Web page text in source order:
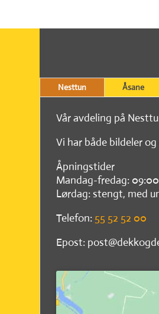
Nesttun Åsane
Vår avdeling på
Vi har både bildeler
Åpningstider
Mandag-fredag:
Lørdag: stengt, med
Telefon: 55 52 52 00
Epost: